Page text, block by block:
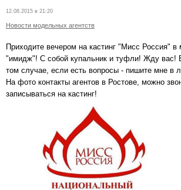
12.08.2015 в 21:20
Новости модельных агентств
Приходите вечером на кастинг "Мисс Россия" в
"имидж"! С собой купальник и туфли! Жду вас!
том случае, если есть вопросы - пишите мне в
На фото контакты агентов в Ростове, можно
записываться на кастинг!